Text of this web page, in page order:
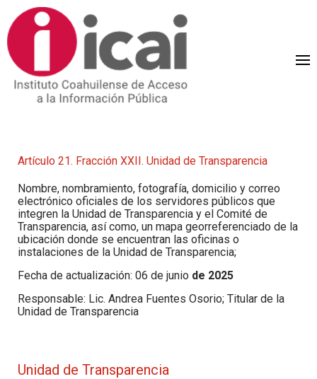
Artículo 21. Fracción XXII. Unidad de Transparencia
Nombre, nombramiento, fotografía, domicilio y correo
electrónico oficiales de los servidores públicos que
integren la Unidad de Transparencia y el Comité de
Transparencia, así como, un mapa georreferenciado de la
ubicación donde se encuentran las oficinas o
instalaciones de la Unidad de Transparencia;
Fecha de actualización: 06 de junio de 2025
Responsable: Lic. Andrea Fuentes Osorio; Titular de la
Unidad de Transparencia
Unidad de Transparencia